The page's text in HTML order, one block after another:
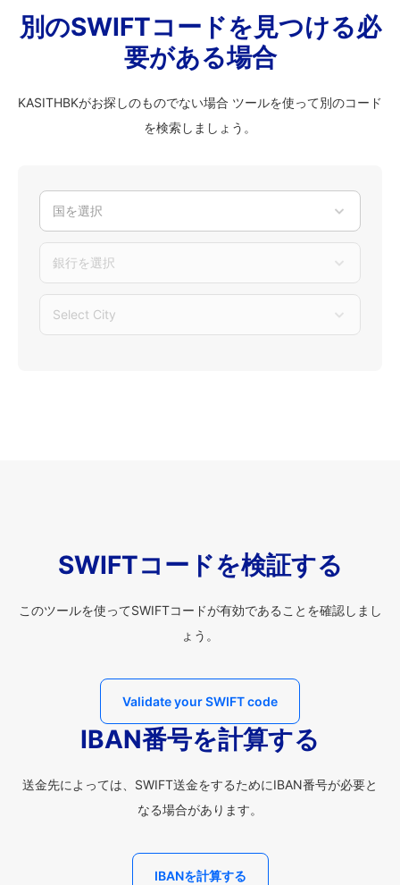
別のSWIFTコードを見つける必
要がある場合
KASITHBKがお探しのものでない場合 ツールを使って別のコード
を検索しましょう。
国を選択
銀行を選択
Select City
SWIFTコードを検証する
このツールを使ってSWIFTコードが有効であることを確認しまし
ょう。
Validate your SWIFT code
IBAN番号を計算する
送金先によっては、SWIFT送金をするためにIBAN番号が必要と
なる場合があります。
IBANを計算する